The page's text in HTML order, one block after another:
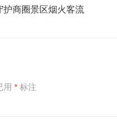
护商圈景区烟火客流
用 * 标注